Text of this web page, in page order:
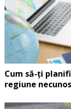
Cum să-ți
regiune